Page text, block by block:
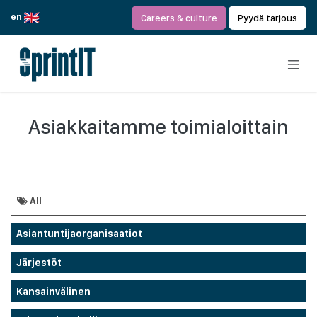
en
Careers & culture Pyydä tarjous
Asiakkaitamme toimialoittain
All
Asiantuntijaorganisaatiot
Järjestöt
Kansainvälinen